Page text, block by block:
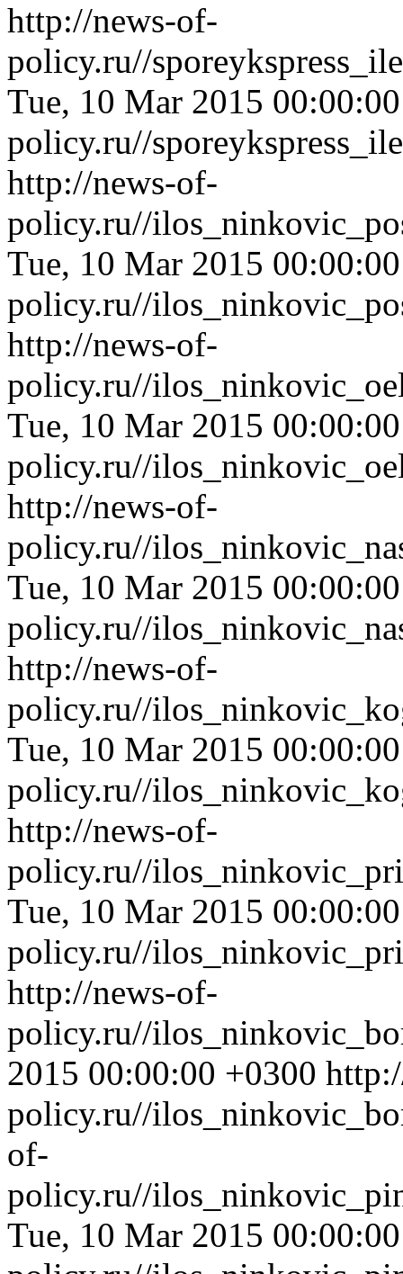
http://news-of-
policy.ru//
Tue, 10 Mar 2015
policy.ru//
http://news-of-
policy.ru//
Tue, 10 Mar 2015
policy.ru//
http://news-of-
policy.ru//
Tue, 10 Mar 2015
policy.ru//
http://news-of-
policy.ru//
Tue, 10 Mar 2015
policy.ru//
http://news-of-
policy.ru//
Tue, 10 Mar 2015
policy.ru//
http://news-of-
policy.ru//
Tue, 10 Mar 2015
policy.ru//
http://news-of-
policy.ru//
2015 00:00:00 +0300
policy.ru//
of-
policy.ru//
Tue, 10 Mar 2015